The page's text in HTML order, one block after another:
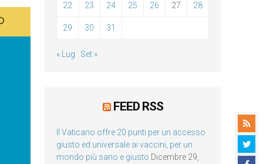
22 23 24 25 26 27 28
29 30 31
« Lug Set »
FEED RSS
Il Vaticano offre 20 punti per un accesso
giusto ed universale ai vaccini, per un
mondo più sano e giusto Dicembre 29,